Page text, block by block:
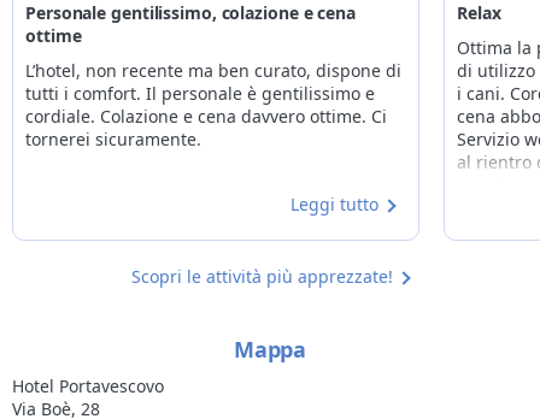
Personale gentilissimo, colazione e cena
ottime
L’hotel, non recente ma ben curato, dispone di
tutti i comfort. Il personale è gentilissimo e
cordiale. Colazione e cena davvero ottime. Ci
tornerei sicuramente.
Leggi tutto
Relax
Ottima la
di utilizzo
i cani.
cena
Servizio
al rientro
Scopri le attività più apprezzate!
Mappa
Hotel Portavescovo
Via Boè, 28